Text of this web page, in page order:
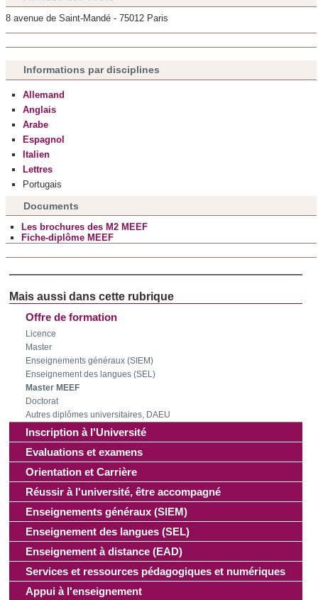
Offre de formation
Licence
Master
Enseignements généraux (SIEM)
Enseignement des langues (SEL)
Master MEEF
Doctorat
Autres diplômes universitaires, DAEU
Inscription à l'Université
Evaluations et examens
Orientation et Carrière
Réussir à l'université, être accompagné
Enseignements généraux (SIEM)
Enseignement des langues (SEL)
Enseignement à distance (EAD)
Services et ressources pédagogiques et numériques
Appui à l'enseignement
8 avenue de Saint-Mandé - 75012 Paris
Informations par disciplines
Allemand
Anglais
Arabe
Espagnol
Italien
Lettres
Portugais
Documents
Les brochures des M2 MEEF
Fiche-diplôme MEEF